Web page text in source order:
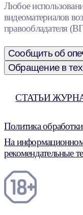
Любое
видеоматериалов
правообладателя
Сообщить об
Обращение в
СТАТЬИ
Политика
На
рекомендательные